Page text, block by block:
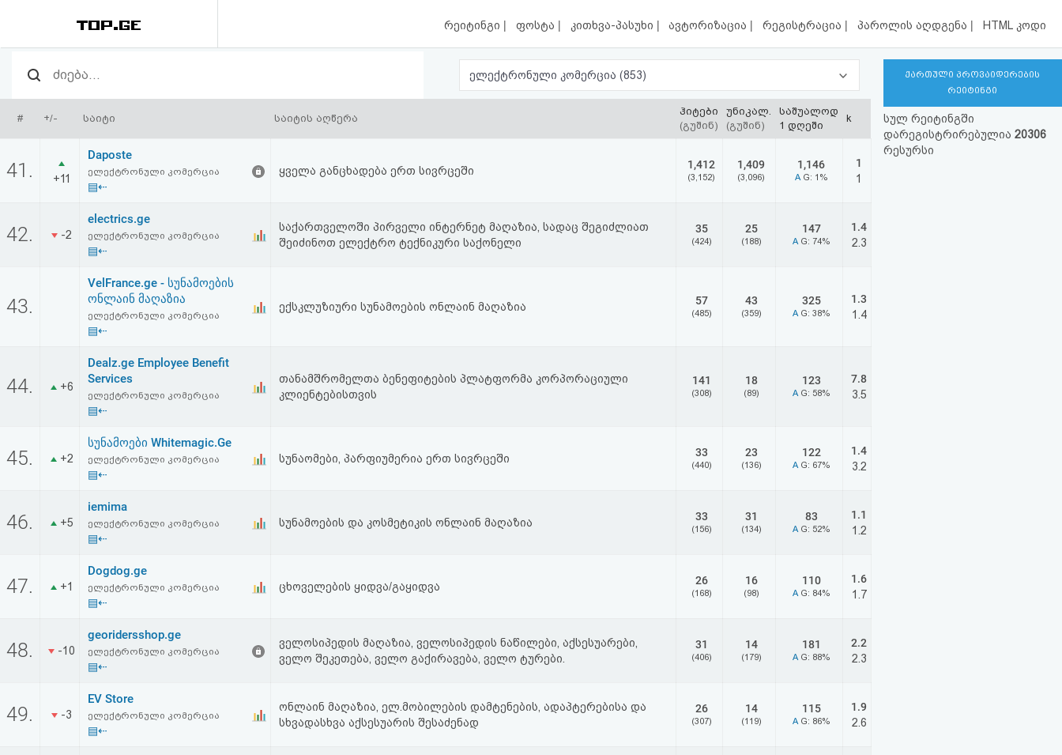
რეიტინგი | ფოსტა | კითხვა-პასუხი | ავტორიზაცია | რეგისტრაცია | პაროლის აღდგენა | HTML კოდი
რეიტინგი
(მთავარი)
ფოსტა
კითხვა-
ავტორიზაცია
რეგისტრაცია
პაროლის
სალიცენზიო
შეთანხმება
პასუხისმგებლობის
უარყოფა
ელექტრონული კომერცია (853)
# +/- საიტი საიტის აღწერა
ჰიტები
(გუშინ)
უნიკალ.
(გუშინ)
საშუალოდ
1 დღეში
k
41. +11
Daposte
ელექტრონული კომერცია
▤⇠
ყველა განცხადება ერთ სივრცეში 1,412
(3,152)
1,409
(3,096)
1,146
A G: 1%
1
1
42. -2
electrics.ge
ელექტრონული კომერცია
▤⇠
საქართველოში პირველი ინტერნეტ მაღაზია, სადაც შეგიძლიათ
შეიძინოთ ელექტრო ტექნიკური საქონელი
35
(424)
25
(188)
147
A G: 74%
1.4
2.3
43.
VelFrance.ge - სუნამოების
ონლაინ მაღაზია
ელექტრონული კომერცია
▤⇠
ექსკლუზიური სუნამოების ონლაინ მაღაზია 57
(485)
43
(359)
325
A G: 38%
1.3
1.4
44. +6
Dealz.ge Employee Benefit
Services
ელექტრონული კომერცია
▤⇠
თანამშრომელთა ბენეფიტების პლატფორმა კორპორაციული
კლიენტებისთვის
141
(308)
18
(89)
123
A G: 58%
7.8
3.5
45. +2
სუნამოები Whitemagic.Ge
ელექტრონული კომერცია
▤⇠
სუნაომები, პარფიუმერია ერთ სივრცეში 33
(440)
23
(136)
122
A G: 67%
1.4
3.2
46. +5
iemima
ელექტრონული კომერცია
▤⇠
სუნამოების და კოსმეტიკის ონლაინ მაღაზია 33
(156)
31
(134)
83
A G: 52%
1.1
1.2
47. +1
Dogdog.ge
ელექტრონული კომერცია
▤⇠
ცხოველების ყიდვა/გაყიდვა 26
(168)
16
(98)
110
A G: 84%
1.6
1.7
48. -10
georidersshop.ge
ელექტრონული კომერცია
▤⇠
ველოსიპედის მაღაზია, ველოსიპედის ნაწილები, აქსესუარები,
ველო შეკეთება, ველო გაქირავება, ველო ტურები.
31
(406)
14
(179)
181
A G: 88%
2.2
2.3
49. -3
EV Store
ელექტრონული კომერცია
▤⇠
ონლაინ მაღაზია, ელ.მობილების დამტენების, ადაპტერებისა და
სხვადასხვა აქსესუარის შესაძენად
26
(307)
14
(119)
115
A G: 86%
1.9
2.6
ქართული პროვაიდერების
რეიტინგი
სულ რეიტინგში
დარეგისტრირებულია 20306
რესურსი